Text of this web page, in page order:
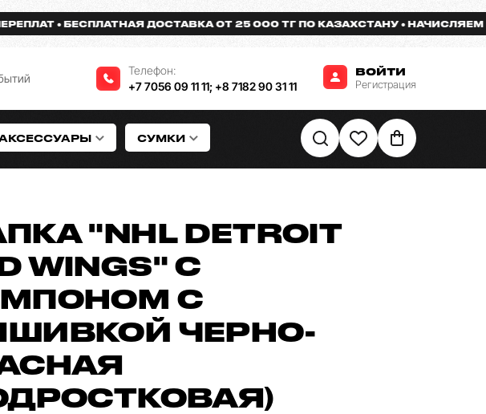
БЕСПЛАТНАЯ ДОСТАВКА ОТ 25 000 ТГ ПО КАЗАХСТАНУ НАЧИСЛЯЕМ
Телефон:
+7 7056 09 11 11; +8 7182 90 31 11
ВОЙТИ
Регистрация
СУМКИ
"NHL DETROIT
WINGS" С
С
ЧЕРНО-